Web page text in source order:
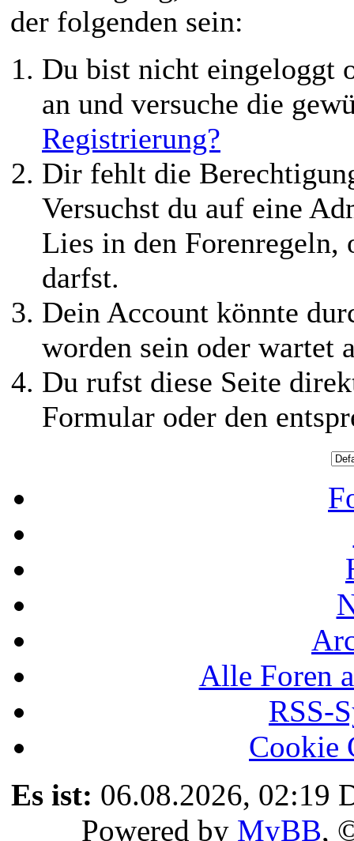
der folgenden sein:
Du bist nicht eingeloggt
an und versuche die
Registrierung?
Dir fehlt die
Versuchst du auf eine
Lies in den Forenregeln,
darfst.
Dein Account könnte
worden sein oder wartet
Du rufst diese Seite
Formular oder den
Alle Foren
RSS-
Cookie
Es ist: 06.08.2026, 02:19
Powered by MyBB,